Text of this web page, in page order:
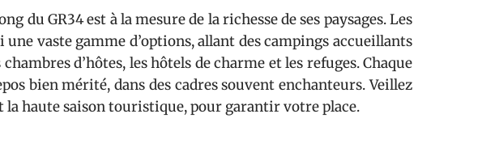
du GR34 est à la mesure de la richesse de ses paysages. Les
vaste gamme d’options, allant des campings accueillants
d’hôtes, les hôtels de charme et les refuges. Chaque
bien mérité, dans des cadres souvent enchanteurs. Veillez
la haute saison touristique, pour garantir votre place.